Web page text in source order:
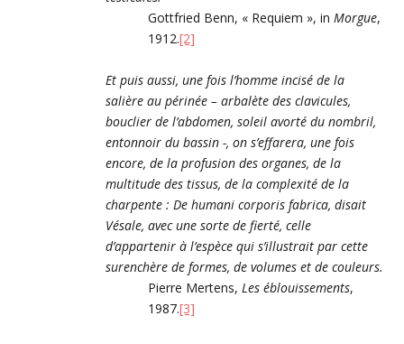
Gottfried Benn, « Requiem », in Morgue,
1912.[2]
Et puis aussi, une fois l’homme incisé de la
salière au périnée – arbalète des clavicules,
bouclier de l’abdomen, soleil avorté du nombril,
entonnoir du bassin -, on s’effarera, une fois
encore, de la profusion des organes, de la
multitude des tissus, de la complexité de la
charpente : De humani corporis fabrica, disait
Vésale, avec une sorte de fierté, celle
d’appartenir à l’espèce qui s’illustrait par cette
surenchère de formes, de volumes et de couleurs.
Pierre Mertens, Les éblouissements,
1987.[3]